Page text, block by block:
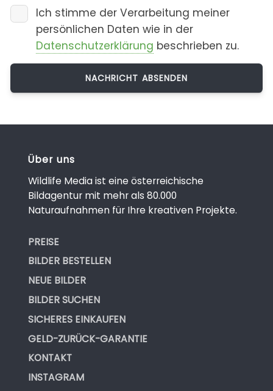
Ich stimme der Verarbeitung meiner
persönlichen Daten wie in der
Datenschutzerklärung beschrieben zu.
Über uns
Wildlife Media ist eine österreichische
Bildagentur mit mehr als 80.000
Naturaufnahmen für Ihre kreativen Projekte.
PREISE
BILDER BESTELLEN
NEUE BILDER
BILDER SUCHEN
SICHERES EINKAUFEN
GELD-ZURÜCK-GARANTIE
KONTAKT
INSTAGRAM